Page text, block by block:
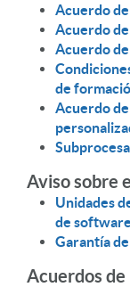
Acuerdo
Acuerdo
Acuerdo
de
Acuerdo
Aviso sobre
Unidades
de software
Garantía
Acuerdos